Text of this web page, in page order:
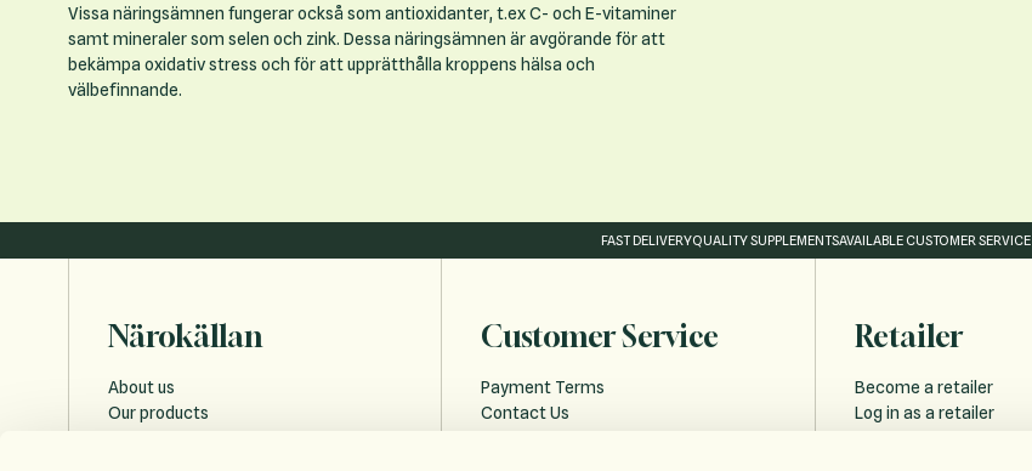
Vissa näringsämnen fungerar också som antioxidanter, t.ex C- och E-vitaminer
samt mineraler som selen och zink. Dessa näringsämnen är avgörande för att
bekämpa oxidativ stress och för att upprätthålla kroppens hälsa och
välbefinnande.
FAST DELIVERYQUALITY SUPPLEMENTSAVAILABLE CUSTOMER SERVICE
Närokällan
About us
Our products
Customer Service
Payment Terms
Contact Us
Retailer
Become a retailer
Log in as a retailer